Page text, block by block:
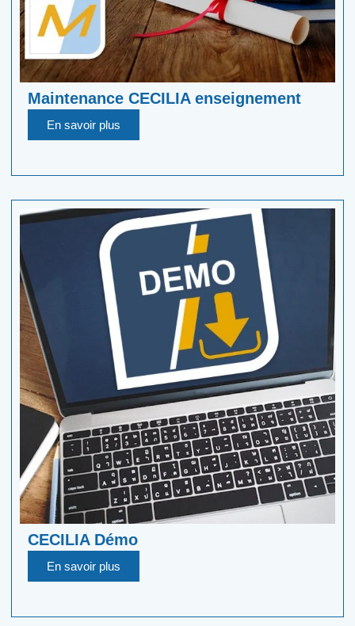
Maintenance CECILIA enseignement
En savoir plus
CECILIA Démo
En savoir plus